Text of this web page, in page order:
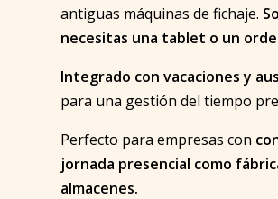
antiguas máquinas de fichaje.
necesitas una tablet o un
Integrado con vacaciones y
para una gestión del tiempo
Perfecto para empresas con
jornada presencial como
almacenes.